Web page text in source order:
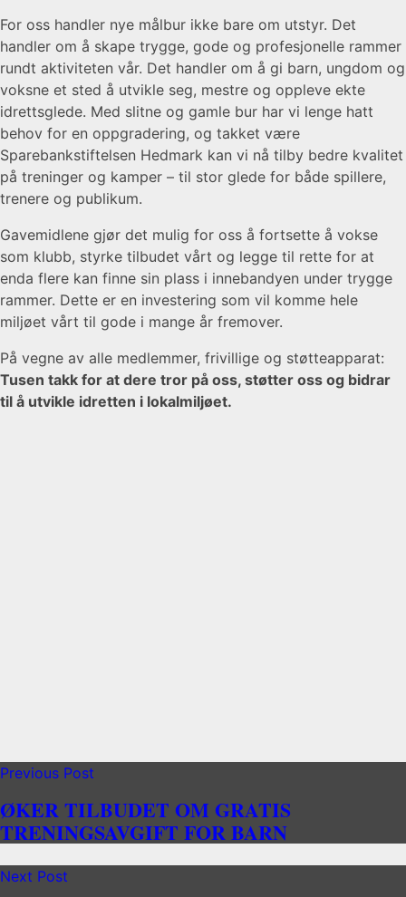
For oss handler nye målbur ikke bare om utstyr. Det
handler om å skape trygge, gode og profesjonelle rammer
rundt aktiviteten vår. Det handler om å gi barn, ungdom og
voksne et sted å utvikle seg, mestre og oppleve ekte
idrettsglede. Med slitne og gamle bur har vi lenge hatt
behov for en oppgradering, og takket være
Sparebankstiftelsen Hedmark kan vi nå tilby bedre kvalitet
på treninger og kamper – til stor glede for både spillere,
trenere og publikum.
Gavemidlene gjør det mulig for oss å fortsette å vokse
som klubb, styrke tilbudet vårt og legge til rette for at
enda flere kan finne sin plass i innebandyen under trygge
rammer. Dette er en investering som vil komme hele
miljøet vårt til gode i mange år fremover.
På vegne av alle medlemmer, frivillige og støtteapparat:
Tusen takk for at dere tror på oss, støtter oss og bidrar
til å utvikle idretten i lokalmiljøet.
Previous Post
ØKER TILBUDET OM GRATIS
TRENINGSAVGIFT FOR BARN
Next Post